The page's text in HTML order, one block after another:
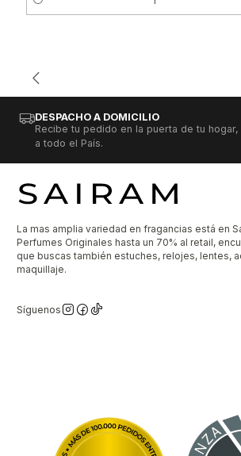
Cantidad
DESPACHO A DOMICILIO
Recibe tu pedido en la puerta de tu
a todo el País.
La mas amplia variedad en fragancias está en
Perfumes Originales hasta un 70% al retail,
que buscas también estuches, relojes, lentes,
maquillaje.
Síguenos